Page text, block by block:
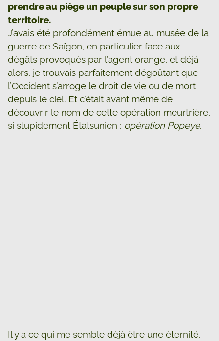
prendre au piège un peuple sur son propre
territoire.
J’avais été profondément émue au musée de la
guerre de Saïgon, en particulier face aux
dégâts provoqués par l’agent orange, et déjà
alors, je trouvais parfaitement dégoûtant que
l’Occident s’arroge le droit de vie ou de mort
depuis le ciel. Et c’était avant même de
découvrir le nom de cette opération meurtrière,
si stupidement Étatsunien : opération Popeye.
Il y a ce qui me semble déjà être une éternité,